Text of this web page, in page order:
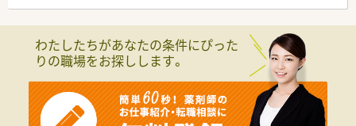
■今回は店舗の欠員補充に伴う募集であり、地域に根ざして長く
働きたい方を歓迎いたします。
■地域限定・広域・全国転勤可能コースでの募集はないため、地元
で腰を据えて活躍したいとお考えの方に最適な求人です。
■患者様とのコミュニケーションを大切にし、丁寧に服薬指導を
行える薬剤師を求めております。
わたしたちがあなたの条件にぴった
りの職場をお探しします。